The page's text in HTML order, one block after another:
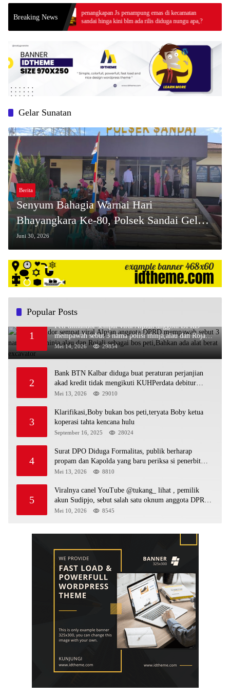
Breaking News
penangkapan Js penampung emas di kecamatan
sandai hinga kini blm ada rilis diduga nungu apa,?
Gelar Sunatan
Berita
Senyum Bahagia Warnai Hari
Bhayangkara Ke-80, Polsek Sandai Gelar
Sunatan Massal Gratis untuk 37 Anak dari
Keluarga Kurang Mampu
Juni 30, 2026
Popular Posts
1
Peti dimandor sempat viral Alpian anggota DPRD
mempawah sebut 3 nama polisi minja,alau dan Rojali
sebagai bos peti,Bahkan ada alat berat excavator
Mei 14, 2026 29854
2
Bank BTN Kalbar diduga buat peraturan perjanjian
akad kredit tidak mengikuti KUHPerdata debitur
awam di bentur dengan aturan diduga tanpa dasar
Mei 13, 2026 29010
3
Klarifikasi,Boby bukan bos peti,teryata Boby ketua
koperasi tahta kencana hulu
September 16, 2025 28024
4
Surat DPO Diduga Formalitas, publik berharap
propam dan Kapolda yang baru periksa si penerbit
surat serta Aph diduga lepaskan DPO
Mei 13, 2026 8810
5
Viralnya canel YouTube @tukang_ lihat , pemilik
akun Sudipjo, sebut salah satu oknum anggota DPRD
mempawah terlibat sebagai cukong peti Kapolda yang
Mei 10, 2026 8545